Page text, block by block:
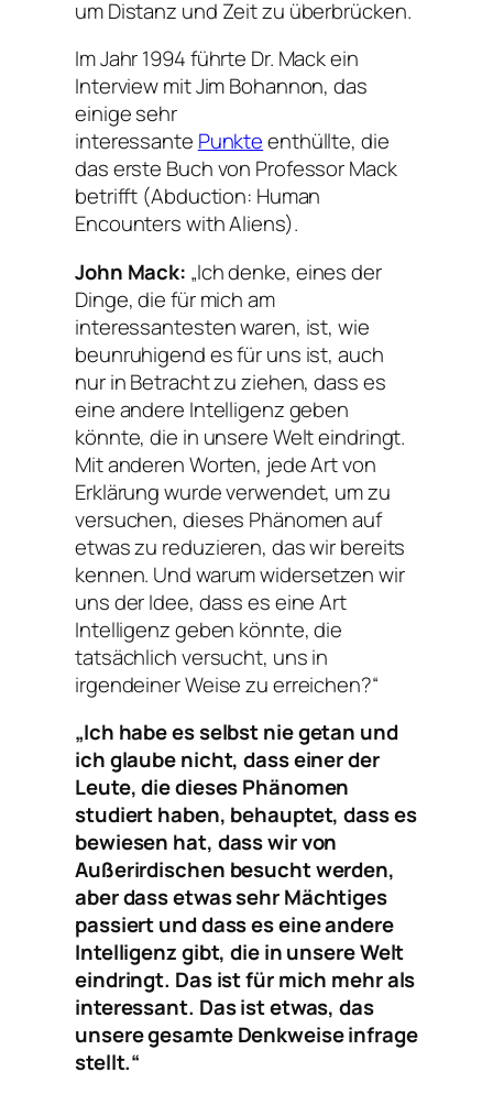
um Distanz und Zeit zu überbrücken.
Im Jahr 1994 führte Dr. Mack ein
Interview mit Jim Bohannon, das
einige sehr
interessante Punkteenthüllte, die
das erste Buch von Professor Mack
betrifft (Abduction: Human
Encounters with Aliens).
John Mack: „Ich denke, eines der
Dinge, die für mich am
interessantesten waren, ist, wie
beunruhigend es für uns ist, auch
nur in Betracht zu ziehen, dass es
eine andere Intelligenz geben
könnte, die in unsere Welt eindringt.
Mit anderen Worten, jede Art von
Erklärung wurde verwendet, um zu
versuchen, dieses Phänomen auf
etwas zu reduzieren, das wir bereits
kennen. Und warum widersetzen wir
uns der Idee, dass es eine Art
Intelligenz geben könnte, die
tatsächlich versucht, uns in
irgendeiner Weise zu erreichen?“
„Ich habe es selbst nie getan und
ich glaube nicht, dass einer der
Leute, die dieses Phänomen
studiert haben, behauptet, dass es
bewiesen hat, dass wir von
Außerirdischen besucht werden,
aber dass etwas sehr Mächtiges
passiert und dass es eine andere
Intelligenz gibt, die in unsere Welt
eindringt. Das ist für mich mehr als
interessant. Das ist etwas, das
unsere gesamte Denkweise infrage
stellt.“